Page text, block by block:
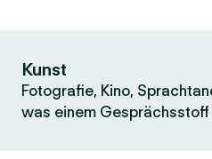
Kunst
Fotografie, Kino,
was einem